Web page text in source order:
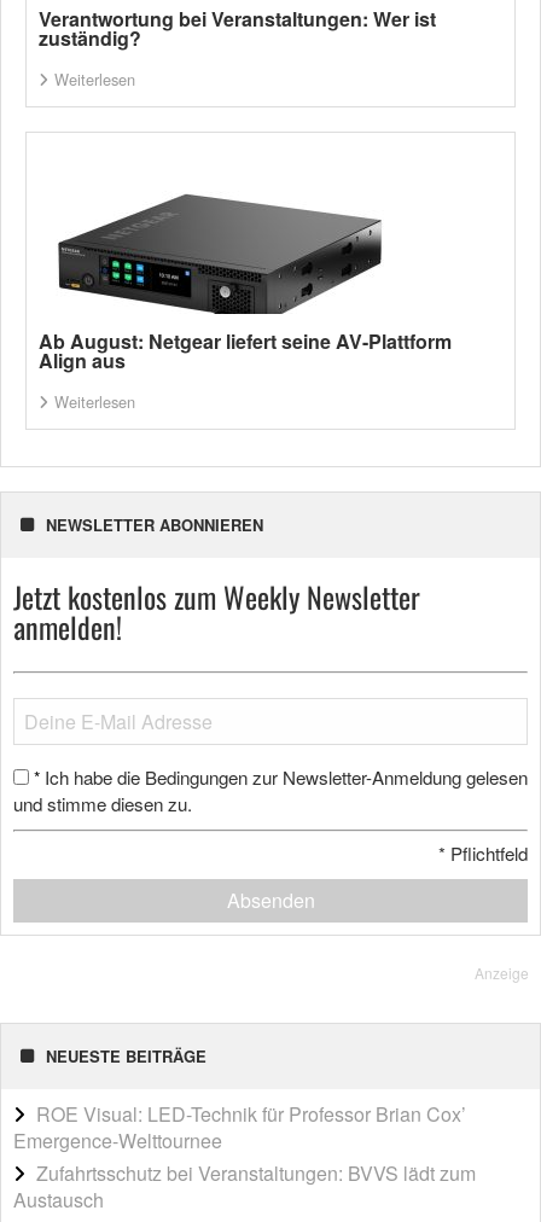
Verantwortung bei Veranstaltungen: Wer ist
zuständig?
Weiterlesen
Ab August: Netgear liefert seine AV-Plattform
Align aus
Weiterlesen
NEWSLETTER ABONNIEREN
Jetzt kostenlos zum Weekly Newsletter
anmelden!
* Ich habe die Bedingungen zur Newsletter-Anmeldung gelesen
und stimme diesen zu.
* Pflichtfeld
Absenden
Anzeige
NEUESTE BEITRÄGE
ROE Visual: LED-Technik für Professor Brian Cox’
Emergence-Welttournee
Zufahrtsschutz bei Veranstaltungen: BVVS lädt zum
Austausch